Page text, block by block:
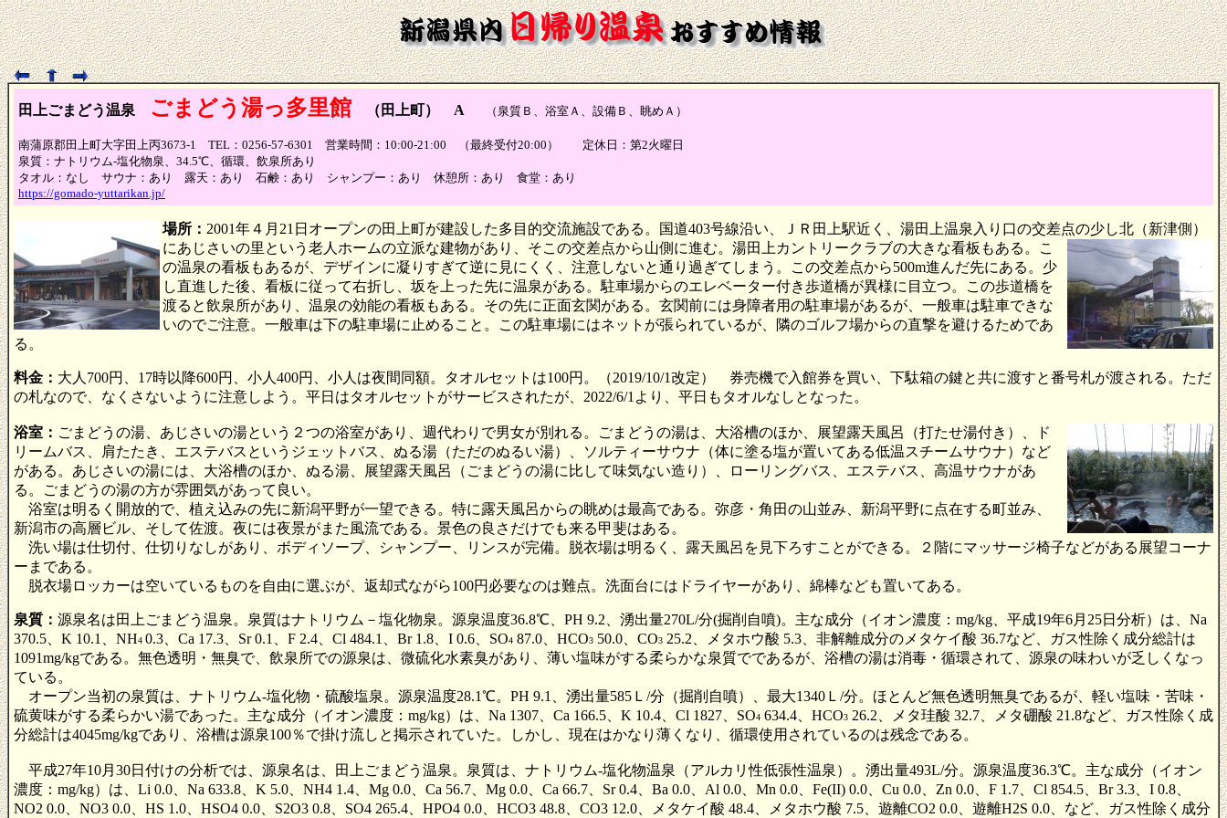
田上ごまどう温泉 ごまどう湯っ多里館 （田上町） A （泉質Ｂ、浴室Ａ、設備Ｂ、眺めＡ）
南蒲原郡田上町大字田上丙3673-1 TEL：0256-57-6301 営業時間：10:00-21:00 （最終受付20:00） 定休日：第2火曜日
泉質：ナトリウム-塩化物泉、34.5℃、循環、飲泉所あり
タオル：なし サウナ：あり 露天：あり 石鹸：あり シャンプー：あり 休憩所：あり 食堂：あり
https://gomado-yuttarikan.jp/
場所： 2001年４月21日オープンの田上町が建設した多目的交流施設である。国道403号線沿い、ＪＲ田上駅近く、湯田上温泉入り口の交差点の少し北（新津側）
にあじさいの里という老人ホームの立派な建物があり、そこの交差点から山側に進む。湯田上カントリークラブの大きな看板もある。こ
の温泉の看板もあるが、デザインに凝りすぎて逆に見にくく、注意しないと通り過ぎてしまう。この交差点から500m進んだ先にある。少
し直進した後、看板に従って右折し、坂を上った先に温泉がある。駐車場からのエレベーター付き歩道橋が異様に目立つ。この歩道橋を
渡ると飲泉所があり、温泉の効能の看板もある。その先に正面玄関がある。玄関前には身障者用の駐車場があるが、一般車は駐車できな
いのでご注意。一般車は下の駐車場に止めること。この駐車場にはネットが張られているが、隣のゴルフ場からの直撃を避けるためであ
る。
料金： 大人700円、17時以降600円、小人400円、小人は夜間同額。タオルセットは100円。（2019/10/1改定） 券売機で入館券を買い、下駄箱の鍵と共に渡すと番号札が渡される。ただ
の札なので、なくさないように注意しよう。平日はタオルセットがサービスされたが、2022/6/1より、平日もタオルなしとなった。
浴室： ごまどうの湯、あじさいの湯という２つの浴室があり、週代わりで男女が別れる。ごまどうの湯は、大浴槽のほか、展望露天風呂（打たせ湯付き）、ド
リームバス、肩たたき、エステバスというジェットバス、ぬる湯（ただのぬるい湯）、ソルティーサウナ（体に塗る塩が置いてある低温スチームサウナ）など
がある。あじさいの湯には、大浴槽のほか、ぬる湯、展望露天風呂（ごまどうの湯に比して味気ない造り）、ローリングバス、エステバス、高温サウナがあ
る。ごまどうの湯の方が雰囲気があって良い。
浴室は明るく開放的で、植え込みの先に新潟平野が一望できる。特に露天風呂からの眺めは最高である。弥彦・角田の山並み、新潟平野に点在する町並み、
新潟市の高層ビル、そして佐渡。夜には夜景がまた風流である。景色の良さだけでも来る甲斐はある。
洗い場は仕切付、仕切りなしがあり、ボディソープ、シャンプー、リンスが完備。脱衣場は明るく、露天風呂を見下ろすことができる。２階にマッサージ椅子などがある展望コーナ
ーまである。
脱衣場ロッカーは空いているものを自由に選ぶが、返却式ながら100円必要なのは難点。洗面台にはドライヤーがあり、綿棒なども置いてある。
泉質： 源泉名は田上ごまどう温泉。泉質はナトリウム－塩化物泉。源泉温度36.8℃、PH 9.2、湧出量270L/分(掘削自噴)。主な成分（イオン濃度：mg/kg、平成19年6月25日分析）は、Na
370.5、K 10.1、NH4 0.3、Ca 17.3、Sr 0.1、F 2.4、Cl 484.1、Br 1.8、I 0.6、SO4 87.0、HCO3 50.0、CO3 25.2、メタホウ酸 5.3、非解離成分のメタケイ酸 36.7など、ガス性除く成分総計は
1091mg/kgである。無色透明・無臭で、飲泉所での源泉は、微硫化水素臭があり、薄い塩味がする柔らかな泉質でであるが、浴槽の湯は消毒・循環されて、源泉の味わいが乏しくなっ
ている。
オープン当初の泉質は、ナトリウム-塩化物・硫酸塩泉。源泉温度28.1℃。PH 9.1、湧出量585Ｌ/分（掘削自噴）、最大1340Ｌ/分。ほとんど無色透明無臭であるが、軽い塩味・苦味・
硫黄味がする柔らかい湯であった。主な成分（イオン濃度：mg/kg）は、Na 1307、Ca 166.5、K 10.4、Cl 1827、SO4 634.4、HCO3 26.2、メタ珪酸 32.7、メタ硼酸 21.8など、ガス性除く成
分総計は4045mg/kgであり、浴槽は源泉100％で掛け流しと掲示されていた。しかし、現在はかなり薄くなり、循環使用されているのは残念である。
平成27年10月30日付けの分析では、源泉名は、田上ごまどう温泉。泉質は、ナトリウム-塩化物温泉（アルカリ性低張性温泉）。湧出量493L/分。源泉温度36.3℃。主な成分（イオン
濃度：mg/kg）は、Li 0.0、Na 633.8、K 5.0、NH4 1.4、Mg 0.0、Ca 56.7、Mg 0.0、Ca 66.7、Sr 0.4、Ba 0.0、Al 0.0、Mn 0.0、Fe(II) 0.0、Cu 0.0、Zn 0.0、F 1.7、Cl 854.5、Br 3.3、I 0.8、
NO2 0.0、NO3 0.0、HS 1.0、HSO4 0.0、S2O3 0.8、SO4 265.4、HPO4 0.0、HCO3 48.8、CO3 12.0、メタケイ酸 48.4、メタホウ酸 7.5、遊離CO2 0.0、遊離H2S 0.0、など、ガス性除く成分